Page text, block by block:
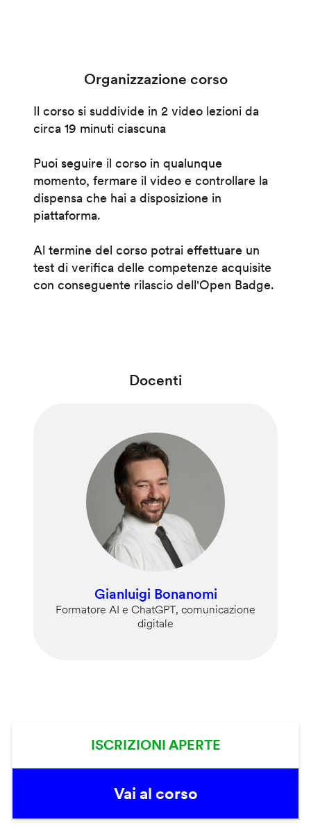
Organizzazione corso
Il corso si suddivide in 2 video lezioni da
circa 19 minuti ciascuna
Puoi seguire il corso in qualunque
momento, fermare il video e controllare la
dispensa che hai a disposizione in
piattaforma.
Al termine del corso potrai effettuare un
test di verifica delle competenze acquisite
con conseguente rilascio dell'Open Badge.
Docenti
Gianluigi Bonanomi
Formatore AI e ChatGPT, comunicazione
digitale
ISCRIZIONI APERTE
Vai al corso